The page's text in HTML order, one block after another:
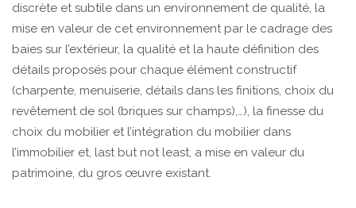
discrète et subtile dans un environnement de qualité, la
mise en valeur de cet environnement par le cadrage des
baies sur l’extérieur, la qualité et la haute définition des
détails proposés pour chaque élément constructif
(charpente, menuiserie, détails dans les finitions, choix du
revêtement de sol (briques sur champs),…), la finesse du
choix du mobilier et l’intégration du mobilier dans
l’immobilier et, last but not least, a mise en valeur du
patrimoine, du gros œuvre existant.